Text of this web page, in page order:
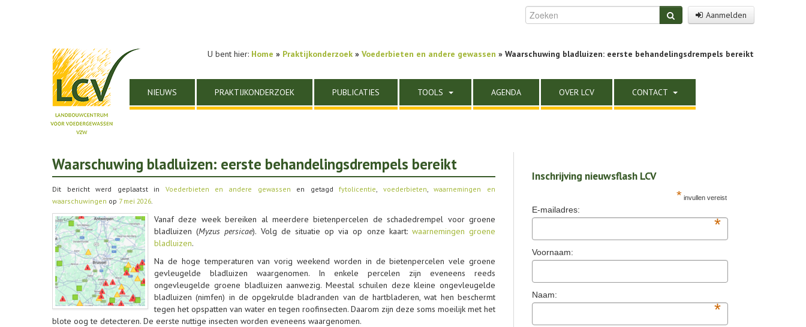
Aanmelden
U bent hier: Home » Praktijkonderzoek » Voederbieten en andere gewassen » Waarschuwing bladluizen: eerste behandelingsdrempels bereikt
NIEUWS PRAKTIJKONDERZOEK PUBLICATIES TOOLS AGENDA OVER LCV CONTACT
Waarschuwing bladluizen: eerste behandelingsdrempels bereikt
Dit bericht werd geplaatst in Voederbieten en andere gewassen en getagdfytolicentie, voederbieten,waarnemingen en
waarschuwingen op 7 mei 2026.
Vanaf deze week bereiken al meerdere bietenpercelen de schadedrempel voor groene
bladluizen (Myzus persicae). Volg de situatie op via op onze kaart: waarnemingen groene
bladluizen.
Na de hoge temperaturen van vorig weekend worden in de bietenpercelen vele groene
gevleugelde bladluizen waargenomen. In enkele percelen zijn eveneens reeds
ongevleugelde groene bladluizen aanwezig. Meestal schuilen deze kleine ongevleugelde
bladluizen (nimfen) in de opgekrulde bladranden van de hartbladeren, wat hen beschermt
tegen het opspatten van water en tegen roofinsecten. Daarom zijn deze soms moeilijk met het
blote oog te detecteren. De eerste nuttige insecten worden eveneens waargenomen.
Inschrijving nieuwsflash LCV
* invullen vereist
E-mailadres:
*
Voornaam:
Naam:
*